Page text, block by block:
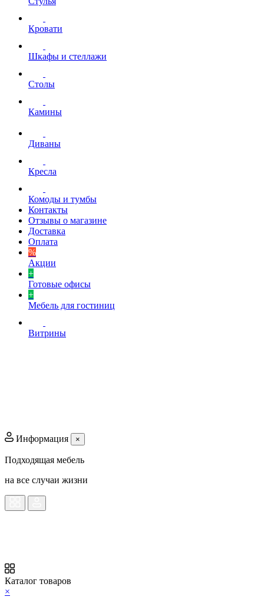
Кровати
Шкафы и стеллажи
Столы
Камины
Диваны
Кресла
Комоды и тумбы
Контакты
Отзывы о магазине
Доставка
Оплата
%
Акции
+
Готовые офисы
+
Мебель для гостиниц
Витрины
Информация ×
Подходящая мебель
на все случаи жизни
Каталог товаров
×